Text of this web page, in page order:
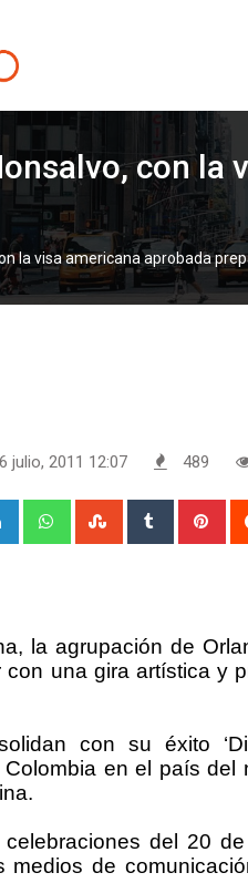
con la
la visa americana aprobada
julio, 2011 12:07 489
LinkedIn WhatsappStumbleUpon
Tumblr
la agrupación de
una gira artística y
con su éxito
en el país del
del 20
medios de